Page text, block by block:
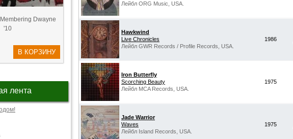
Dwayne
'10
В КОРЗИНУ
лента
Лейбл ORG Music, USA.
Hawkwind
Live Chronicles
Лейбл GWR Records / Profile Records, USA.
1986
Iron Butterfly
Scorching Beauty
Лейбл MCA Records, USA.
1975
Jade Warrior
Waves
Лейбл Island Records, USA.
1975